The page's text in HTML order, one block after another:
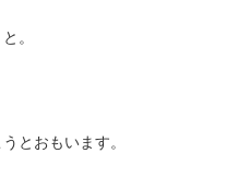
。
とおもいます。